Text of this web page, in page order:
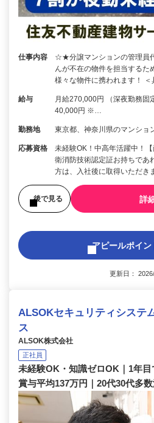
仕事内容
☆★分譲マンションの管理員
んが不在の物件を担当するた
様々な物件に携われます！
給与
月給270,000円 （深夜勤務固
40,000円 ※…
勤務地 東京都、神奈川県のマンショ
応募資格
未経験OK！中高年活躍中！
衛消防技術認定証お持ちで
方は、入社後に取得いただ
後で見る 詳
アピールポイン
更新日：
ALSOKセキュリティシステ
ス
ALSOK株式会社
正社員
未経験OK・知識ゼロOK｜1年目
賞与平均137万円｜20代30代多数